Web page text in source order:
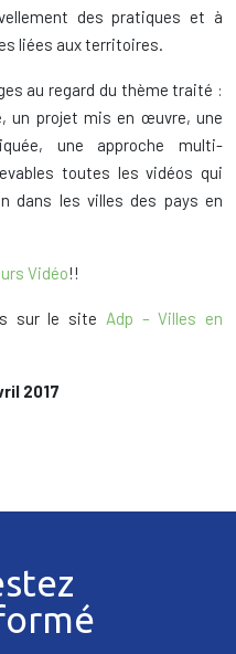
des pratiques et à
liées aux territoires.
au regard du thème traité :
un projet mis en œuvre, une
une approche multi-
toutes les vidéos qui
dans les villes des pays en
Vidéo!!
sur le site Adp – Villes en
2017